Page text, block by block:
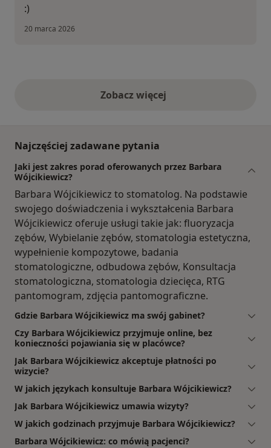
:)
20 marca 2026
Zobacz więcejopinie powyżej
Najczęściej zadawane pytania
Jaki jest zakres porad oferowanych przez Barbara
Wójcikiewicz?
Barbara Wójcikiewicz to stomatolog. Na podstawie
swojego doświadczenia i wykształcenia Barbara
Wójcikiewicz oferuje usługi takie jak: fluoryzacja
zębów, Wybielanie zębów, stomatologia estetyczna,
wypełnienie kompozytowe, badania
stomatologiczne, odbudowa zębów, Konsultacja
stomatologiczna, stomatologia dziecięca, RTG
pantomogram, zdjęcia pantomograficzne.
Gdzie Barbara Wójcikiewicz ma swój gabinet?
Czy Barbara Wójcikiewicz przyjmuje online, bez
konieczności pojawiania się w placówce?
Jak Barbara Wójcikiewicz akceptuje płatności po
wizycie?
W jakich językach konsultuje Barbara Wójcikiewicz?
Jak Barbara Wójcikiewicz umawia wizyty?
W jakich godzinach przyjmuje Barbara Wójcikiewicz?
Barbara Wójcikiewicz: co mówią pacjenci?